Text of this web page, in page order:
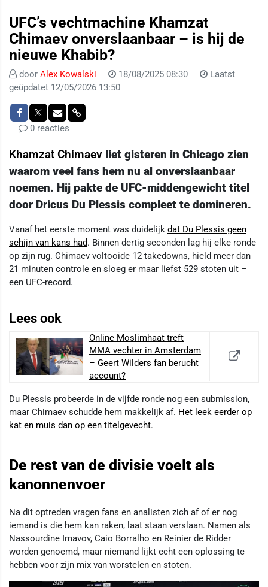
UFC’s vechtmachine Khamzat
Chimaev onverslaanbaar – is hij de
nieuwe Khabib?
door Alex Kowalski 18/08/2025 08:30
Laatst
geüpdatet 12/05/2026 13:50
0 reacties
Khamzat Chimaev liet gisteren in Chicago zien
waarom veel fans hem nu al onverslaanbaar
noemen. Hij pakte de UFC-middengewicht titel
door Dricus Du Plessis compleet te domineren.
Vanaf het eerste moment was duidelijk dat Du Plessis geen
schijn van kans had. Binnen dertig seconden lag hij elke ronde
op zijn rug. Chimaev voltooide 12 takedowns, hield meer dan
21 minuten controle en sloeg er maar liefst 529 stoten uit –
een UFC-record.
Lees ook
Online Moslimhaat treft
MMA vechter in Amsterdam
– Geert Wilders fan berucht
account?
Du Plessis probeerde in de vijfde ronde nog een submission,
maar Chimaev schudde hem makkelijk af. Het leek eerder op
kat en muis dan op een titelgevecht.
De rest van de divisie voelt als
kanonnenvoer
Na dit optreden vragen fans en analisten zich af of er nog
iemand is die hem kan raken, laat staan verslaan. Namen als
Nassourdine Imavov, Caio Borralho en Reinier de Ridder
worden genoemd, maar niemand lijkt echt een oplossing te
hebben voor zijn mix van worstelen en stoten.